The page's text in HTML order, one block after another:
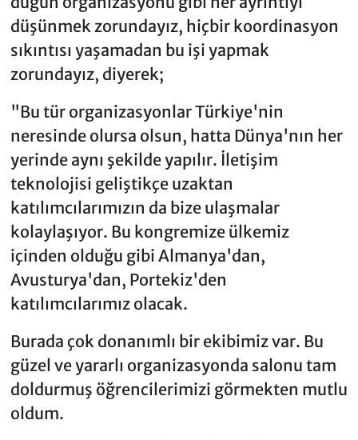
düşünmek zorundayız, hiçbir koordinasyon
sıkıntısı yaşamadan bu işi yapmak
zorundayız, diyerek;
"Bu tür organizasyonlar Türkiye'nin
neresinde olursa olsun, hatta Dünya'nın her
yerinde aynı şekilde yapılır. İletişim
teknolojisi geliştikçe uzaktan
katılımcılarımızın da bize ulaşmalar
kolaylaşıyor. Bu kongremize ülkemiz
içinden olduğu gibi Almanya'dan,
Avusturya'dan, Portekiz'den
katılımcılarımız olacak.
Burada çok donanımlı bir ekibimiz var. Bu
güzel ve yararlı organizasyonda salonu tam
doldurmuş öğrencilerimizi görmekten mutlu
oldum.